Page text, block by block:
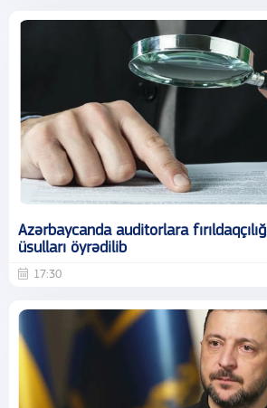
Azərbaycanda auditorlara
üsulları öyrədilib
17:30